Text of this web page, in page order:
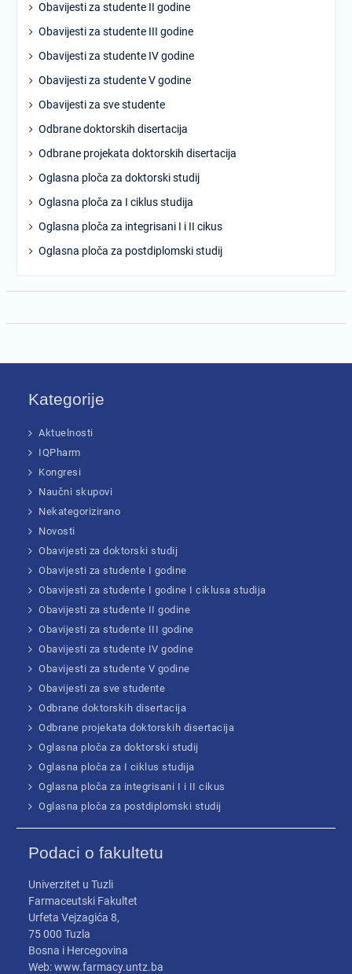
Obavijesti za studente II godine
Obavijesti za studente III godine
Obavijesti za studente IV godine
Obavijesti za studente V godine
Obavijesti za sve studente
Odbrane doktorskih disertacija
Odbrane projekata doktorskih disertacija
Oglasna ploča za doktorski studij
Oglasna ploča za I ciklus studija
Oglasna ploča za integrisani I i II cikus
Oglasna ploča za postdiplomski studij
Kategorije
Aktuelnosti
IQPharm
Kongresi
Naučni skupovi
Nekategorizirano
Novosti
Obavijesti za doktorski studij
Obavijesti za studente I godine
Obavijesti za studente I godine I ciklusa studija
Obavijesti za studente II godine
Obavijesti za studente III godine
Obavijesti za studente IV godine
Obavijesti za studente V godine
Obavijesti za sve studente
Odbrane doktorskih disertacija
Odbrane projekata doktorskih disertacija
Oglasna ploča za doktorski studij
Oglasna ploča za I ciklus studija
Oglasna ploča za integrisani I i II cikus
Oglasna ploča za postdiplomski studij
Podaci o fakultetu
Univerzitet u Tuzli
Farmaceutski Fakultet
Urfeta Vejzagića 8,
75 000 Tuzla
Bosna i Hercegovina
Web: www.farmacy.untz.ba